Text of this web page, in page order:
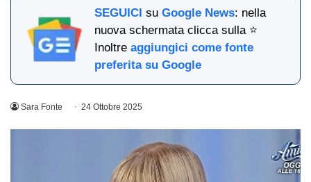
SEGUICI suGoogle News: nella
nuova schermata clicca sulla ⭐
Inoltreaggiungici come fonte
preferita su Google
Sara Fonte 24 Ottobre 2025